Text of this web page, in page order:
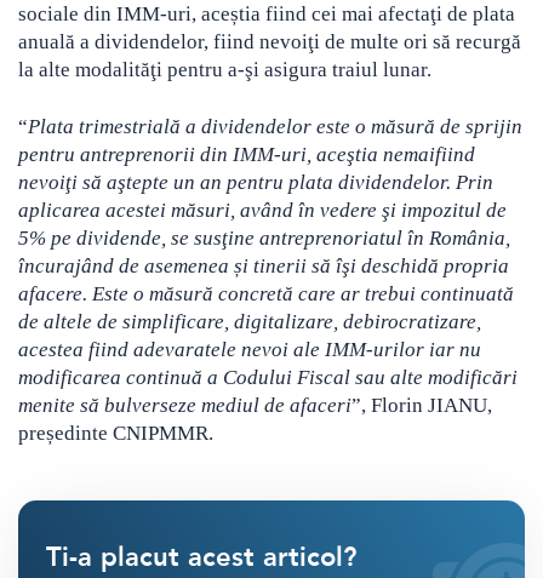
sociale din IMM-uri, aceștia fiind cei mai afectaţi de plata
anuală a dividendelor, fiind nevoiţi de multe ori să recurgă
la alte modalităţi pentru a-şi asigura traiul lunar.
“Plata trimestrială a dividendelor este o măsură de sprijin
pentru antreprenorii din IMM-uri, aceştia nemaifiind
nevoiţi să aştepte un an pentru plata dividendelor. Prin
aplicarea acestei măsuri, având în vedere şi impozitul de
5% pe dividende, se susţine antreprenoriatul în România,
încurajând de asemenea și tinerii să îşi deschidă propria
afacere. Este o măsură concretă care ar trebui continuată
de altele de simplificare, digitalizare, debirocratizare,
acestea fiind adevaratele nevoi ale IMM-urilor iar nu
modificarea continuă a Codului Fiscal sau alte modificări
menite să bulverseze mediul de afaceri”, Florin JIANU,
președinte CNIPMMR.
Ti-a placut acest articol?